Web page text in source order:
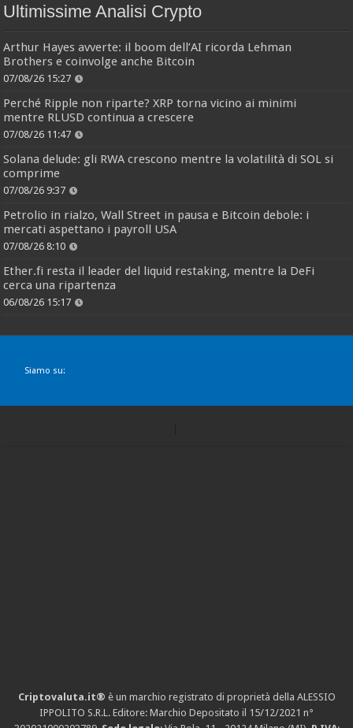
Ultimissime Analisi Crypto
Arthur Hayes avverte: il boom dell’AI ricorda Lehman
Brothers e coinvolge anche Bitcoin
07/08/26 15:27
Perché Ripple non riparte? XRP torna vicino ai minimi
mentre RLUSD continua a crescere
07/08/26 11:47
Solana delude: gli RWA crescono mentre la volatilità di SOL si
comprime
07/08/26 9:37
Petrolio in rialzo, Wall Street in pausa e Bitcoin debole: i
mercati aspettano i payroll USA
07/08/26 8:10
Ether.fi resta il leader del liquid restaking, mentre la DeFi
cerca una ripartenza
06/08/26 15:17
Siamo su:
Criptovaluta.it® è un marchio registrato di proprietà della ALESSIO
IPPOLITO S.R.L. Editore: Marchio Depositato il 15/12/2021 n°